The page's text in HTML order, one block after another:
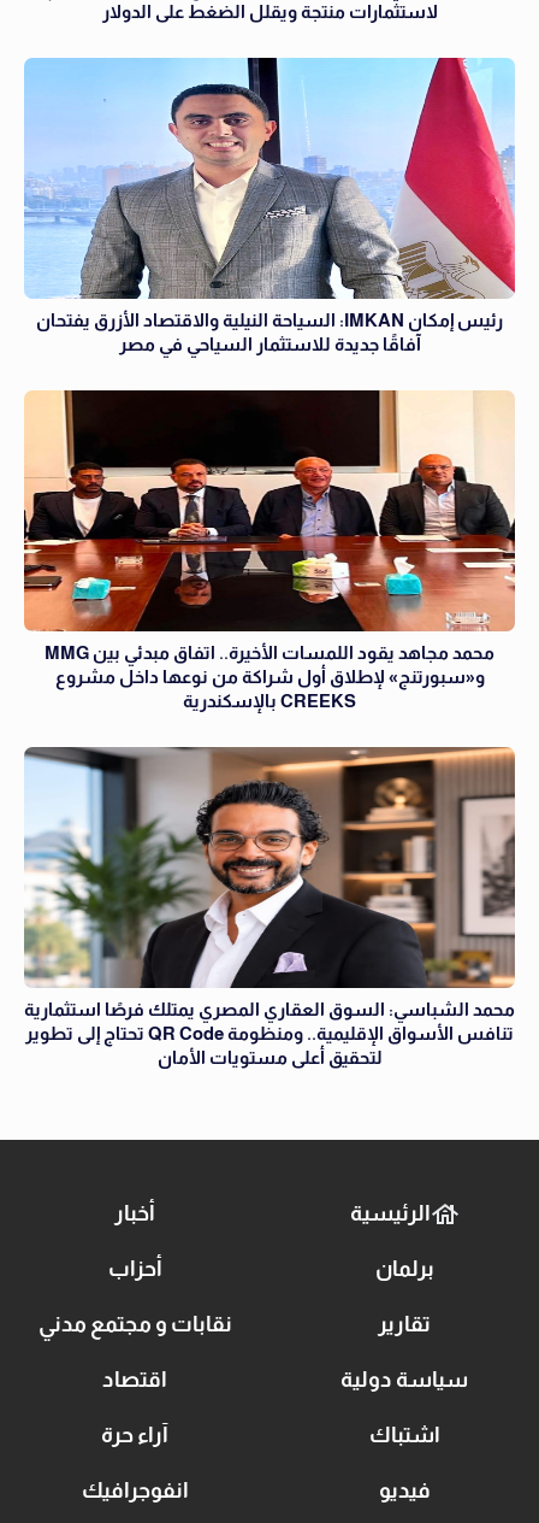
لاستثمارات منتجة ويقلل الضغط على الدولار
رئيس إمكان IMKAN: السياحة النيلية والاقتصاد الأزرق يفتحان
آفاقًا جديدة للاستثمار السياحي في مصر
محمد مجاهد يقود اللمسات الأخيرة.. اتفاق مبدئي بين MMG
و«سبورتنج» لإطلاق أول شراكة من نوعها داخل مشروع
CREEKS بالإسكندرية
محمد الشباسي: السوق العقاري المصري يمتلك فرصًا استثمارية
تنافس الأسواق الإقليمية.. ومنظومة QR Code تحتاج إلى تطوير
لتحقيق أعلى مستويات الأمان
الرئيسية أخبار
برلمان أحزاب
تقارير نقابات و مجتمع مدني
سياسة دولية اقتصاد
اشتباك آراء حرة
فيديو انفوجرافيك